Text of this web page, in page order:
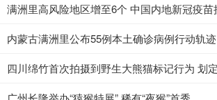
满洲里高风险地区增至6个 中国内地新冠疫苗
内蒙古满洲里公布55例本土确诊病例行动轨迹
四川绵竹首次拍摄到野生大熊猫标记行为 划